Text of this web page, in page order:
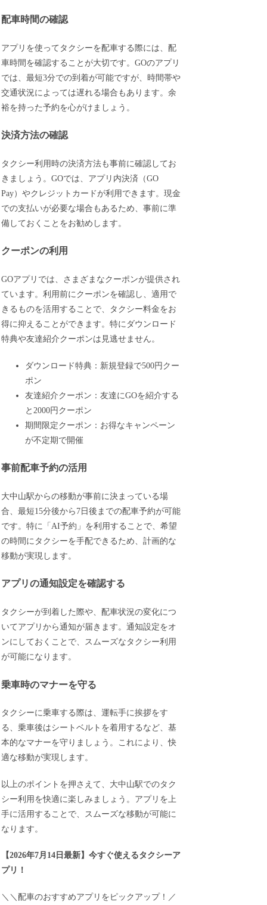
配車時間の確認
アプリを使ってタクシーを配車する際には、配
車時間を確認することが大切です。GOのアプリ
では、最短3分での到着が可能ですが、時間帯や
交通状況によっては遅れる場合もあります。余
裕を持った予約を心がけましょう。
決済方法の確認
タクシー利用時の決済方法も事前に確認してお
きましょう。GOでは、アプリ内決済（GO
Pay）やクレジットカードが利用できます。現金
での支払いが必要な場合もあるため、事前に準
備しておくことをお勧めします。
クーポンの利用
GOアプリでは、さまざまなクーポンが提供され
ています。利用前にクーポンを確認し、適用で
きるものを活用することで、タクシー料金をお
得に抑えることができます。特にダウンロード
特典や友達紹介クーポンは見逃せません。
ダウンロード特典：新規登録で500円クー
ポン
友達紹介クーポン：友達にGOを紹介する
と2000円クーポン
期間限定クーポン：お得なキャンペーン
が不定期で開催
事前配車予約の活用
大中山駅からの移動が事前に決まっている場
合、最短15分後から7日後までの配車予約が可能
です。特に「AI予約」を利用することで、希望
の時間にタクシーを手配できるため、計画的な
移動が実現します。
アプリの通知設定を確認する
タクシーが到着した際や、配車状況の変化につ
いてアプリから通知が届きます。通知設定をオ
ンにしておくことで、スムーズなタクシー利用
が可能になります。
乗車時のマナーを守る
タクシーに乗車する際は、運転手に挨拶をす
る、乗車後はシートベルトを着用するなど、基
本的なマナーを守りましょう。これにより、快
適な移動が実現します。
以上のポイントを押さえて、大中山駅でのタク
シー利用を快適に楽しみましょう。アプリを上
手に活用することで、スムーズな移動が可能に
なります。
【2026年7月14日最新】今すぐ使えるタクシーア
プリ！
＼＼配車のおすすめアプリをピックアップ！／